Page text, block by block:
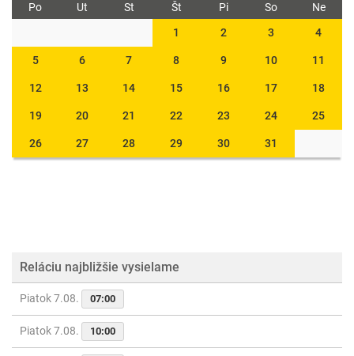
Po Ut St Št Pi So
Ne
1
2 3 4
5 6 7 8 9 10 11
12 13 14 15 16 17 18
19 20 21 22 23 24 25
26 27 28 29 30 31
Reláciu najbližšie vysielame
Piatok 7.08. 07:00
Piatok 7.08. 10:00